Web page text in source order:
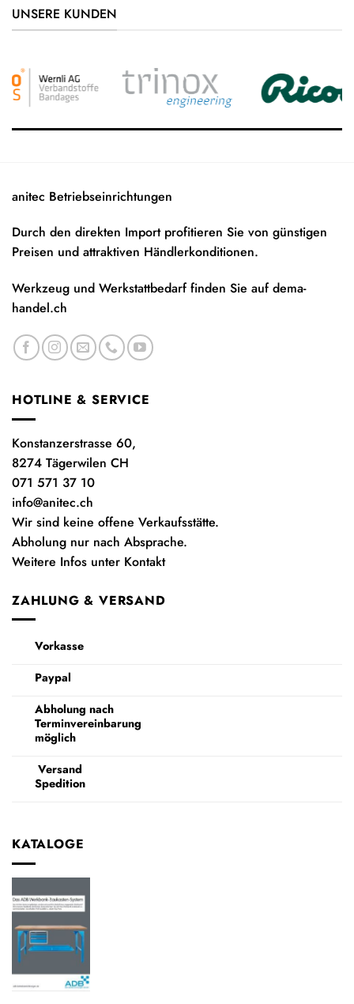
UNSERE KUNDEN
anitec Betriebseinrichtungen
Durch den direkten Import profitieren Sie von günstigen
Preisen und attraktiven Händlerkonditionen.
Werkzeug und Werkstattbedarf finden Sie aufdema-
handel.ch
HOTLINE & SERVICE
Konstanzerstrasse 60,
8274 Tägerwilen CH
071 571 37 10
info@anitec.ch
Wir sind keine offene Verkaufsstätte.
Abholung nur nach Absprache.
Weitere Infos unter Kontakt
ZAHLUNG & VERSAND
Vorkasse
Paypal
Abholung nach
Terminvereinbarung
möglich
Versand
Spedition
KATALOGE